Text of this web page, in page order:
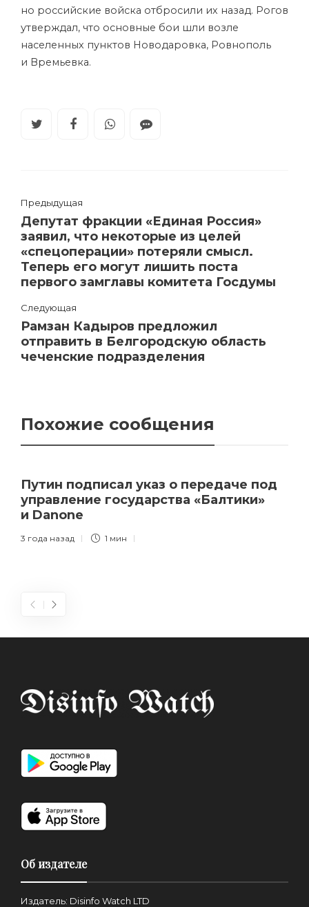
но российские войска отбросили их назад. Рогов
утверждал, что основные бои шли возле
населенных пунктов Новодаровка, Ровнополь
и Времьевка.
Предыдущая
Депутат фракции «Единая Россия»
заявил, что некоторые из целей
«спецоперации» потеряли смысл.
Теперь его могут лишить поста
первого замглавы комитета Госдумы
Следующая
Рамзан Кадыров предложил
отправить в Белгородскую область
чеченские подразделения
Похожие сообщения
Путин подписал указ о передаче под
управление государства «Балтики»
и Danone
3 года назад 1 мин
Об издателе
Издатель: Disinfo Watch LTD